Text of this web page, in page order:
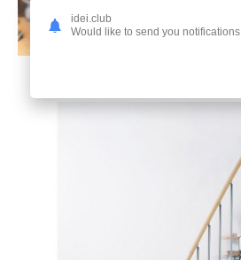
Отделка для лестницы
idei.club
Would like to send you notifications